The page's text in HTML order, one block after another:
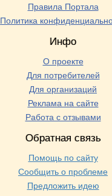
Правила Портала
Политика
Инфо
О проекте
Для потребителей
Для организаций
Реклама на сайте
Работа с отзывами
Обратная связь
Помощь по сайту
Сообщить о проблеме
Предложить идею